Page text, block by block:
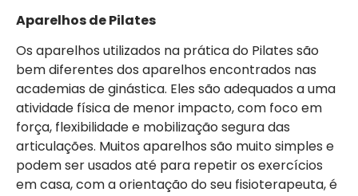
Aparelhos de Pilates
Os aparelhos utilizados na prática do Pilates são
bem diferentes dos aparelhos encontrados nas
academias de ginástica. Eles são adequados a uma
atividade física de menor impacto, com foco em
força, flexibilidade e mobilização segura das
articulações. Muitos aparelhos são muito simples e
podem ser usados até para repetir os exercícios
em casa, com a orientação do seu fisioterapeuta, é